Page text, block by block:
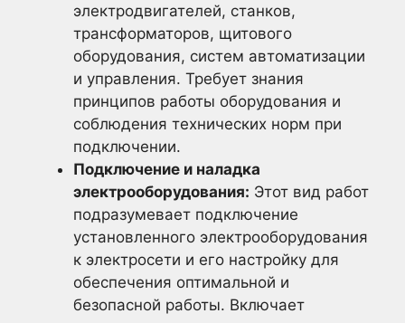
электродвигателей, станков,
трансформаторов, щитового
оборудования, систем автоматизации
и управления. Требует знания
принципов работы оборудования и
соблюдения технических норм при
подключении.
Подключение и наладка
электрооборудования: Этот вид работ
подразумевает подключение
установленного электрооборудования
к электросети и его настройку для
обеспечения оптимальной и
безопасной работы. Включает